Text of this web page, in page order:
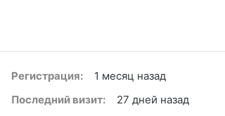
Регистрация:
1 месяц назад
Последний визит:
27 дней назад